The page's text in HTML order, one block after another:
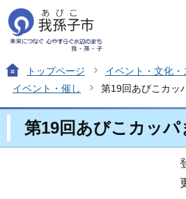
トップページ
イベント・文化・
イベント・催し
第19回あびこカッ
第19回あびこカッ